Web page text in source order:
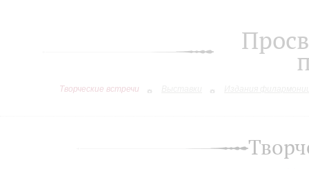
Творческие встречи